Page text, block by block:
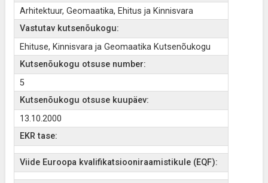
Arhitektuur, Geomaatika, Ehitus ja Kinnisvara
Vastutav kutsenõukogu:
Ehituse, Kinnisvara ja Geomaatika Kutsenõukogu
Kutsenõukogu otsuse number:
5
Kutsenõukogu otsuse kuupäev:
13.10.2000
EKR tase:
Viide Euroopa kvalifikatsiooniraamistikule (EQF):